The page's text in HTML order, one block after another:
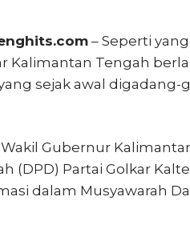
– Seperti
Kalimantan Tengah
sejak awal
Wakil Gubernur
(DPD) Partai Golkar
dalam Musyawarah